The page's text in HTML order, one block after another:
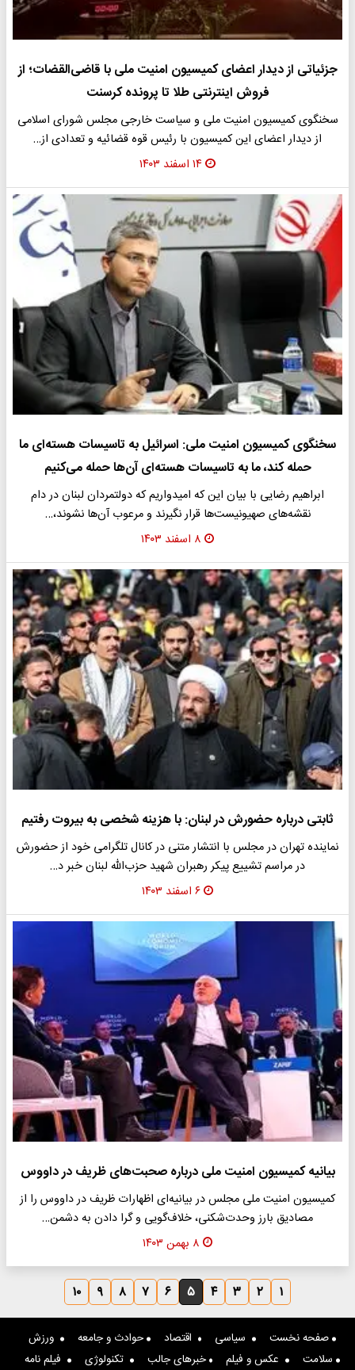
جزئیاتی از دیدار اعضای کمیسیون امنیت ملی با قاضی‌القضات؛ از
فروش اینترنتی طلا تا پرونده کرسنت
سخنگوی کمیسیون امنیت ملی و سیاست خارجی مجلس شورای اسلامی
از دیدار اعضای این کمیسیون با رئیس قوه قضائیه و تعدادی از…
۱۴ اسفند ۱۴۰۳
سخنگوی کمیسیون امنیت ملی: اسرائیل به تاسیسات هسته‌ای ما
حمله کند، ما به تاسیسات هسته‌ای آن‌ها حمله می‌کنیم
ابراهیم رضایی با بیان این که امیدواریم که دولتمردان لبنان در دام
نقشه‌های صهیونیست‌ها قرار نگیرند و مرعوب آن‌ها نشوند،…
۸ اسفند ۱۴۰۳
ثابتی درباره حضورش در لبنان: با هزینه شخصی به بیروت رفتیم
نماینده تهران در مجلس با انتشار متنی در کانال تلگرامی خود از حضورش
در مراسم تشییع پیکر رهبران شهید حزب‌الله لبنان خبر د…
۶ اسفند ۱۴۰۳
بیانیه کمیسیون امنیت ملی درباره صحبت‌های ظریف در داووس
کمیسیون امنیت ملی مجلس در بیانیه‌ای اظهارات ظریف در داووس را از
مصادیق بارز وحدت‌شکنی، خلاف‌گویی و گرا دادن به دشمن…
۸ بهمن ۱۴۰۳
۱ ۲ ۳ ۴ ۵ ۶ ۷ ۸ ۹ ۱۰
صفحه نخست سیاسی اقتصاد حوادث و جامعه
ورزش
سلامت
عکس و فیلم خبرهای جالب تکنولوژی فیلم نامه